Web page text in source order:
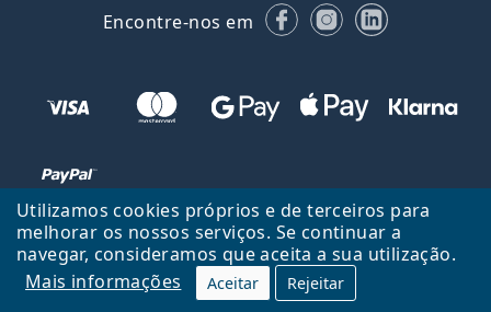
Utilizamos cookies próprios e de terceiros para
melhorar os nossos serviços. Se continuar a
navegar, consideramos que aceita a sua utilização.
Mais informações
Aceitar Rejeitar
Encontre-nos em FacebookInstagram
LinkedIn
Voltar ao início
Cima
Lentiamo.pt é propriedade e operado por Lentiamo s.r.o., República